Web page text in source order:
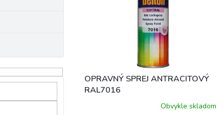
o
v
kOPRAVNÝ SPREJ ANTRACITOVÝ
RAL7016
Obvykle skladom